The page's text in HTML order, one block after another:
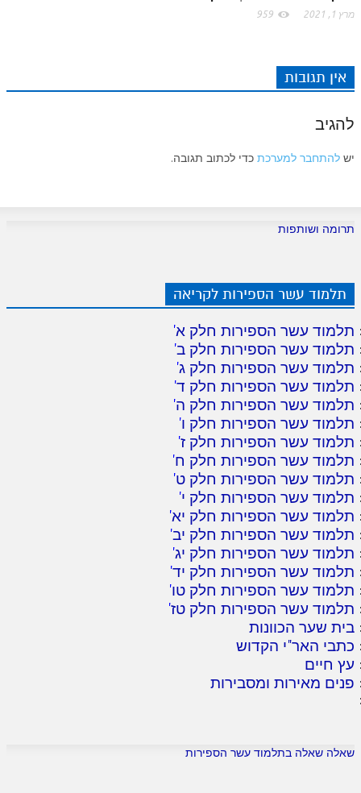
לאתר ספר הרב
מרץ 1, 2021 959
אין תגובות
להגיב
יש להתחבר למערכת כדי לכתוב תגובה.
תרומה ושותפות
תלמוד עשר הספירות לקריאה
תלמוד עשר הספירות חלק א'
תלמוד עשר הספירות חלק ב'
תלמוד עשר הספירות חלק ג'
תלמוד עשר הספירות חלק ד'
תלמוד עשר הספירות חלק ה'
תלמוד עשר הספירות חלק ו'
תלמוד עשר הספירות חלק ז'
תלמוד עשר הספירות חלק ח'
תלמוד עשר הספירות חלק ט'
תלמוד עשר הספירות חלק י'
תלמוד עשר הספירות חלק יא'
תלמוד עשר הספירות חלק יב'
תלמוד עשר הספירות חלק יג'
תלמוד עשר הספירות חלק יד'
תלמוד עשר הספירות חלק טו'
תלמוד עשר הספירות חלק טז'
בית שער הכוונות
כתבי האר"י הקדוש
עץ חיים
פנים מאירות ומסבירות
שאלה שאלה בתלמוד עשר הספירות